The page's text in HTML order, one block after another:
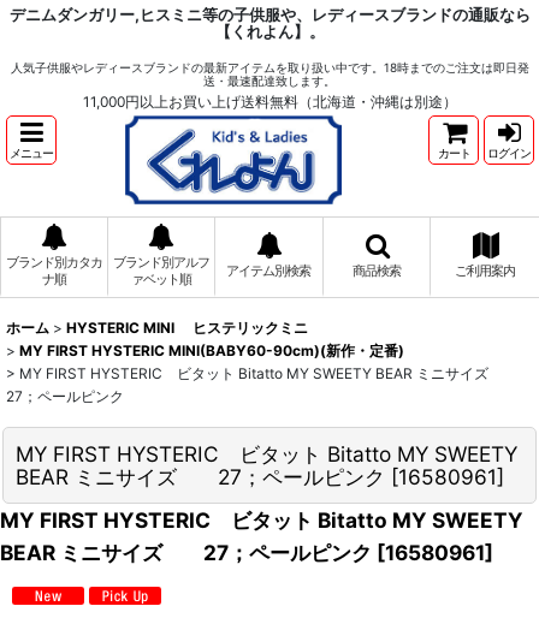
デニムダンガリー,ヒスミニ等の子供服や、レディースブランドの通販なら
【くれよん】。
人気子供服やレディースブランドの最新アイテムを取り扱い中です。18時までのご注文は即日発
送・最速配達致します。
11,000円以上お買い上げ送料無料（北海道・沖縄は別途）
メニュー カート ログイン
ブランド別カタカ
ナ順
ブランド別アルフ
ァベット順
アイテム別検索 商品検索 ご利用案内
ホーム > HYSTERIC MINI ヒステリックミニ
> MY FIRST HYSTERIC MINI(BABY60-90cm)(新作・定番)
> MY FIRST HYSTERIC ビタット Bitatto MY SWEETY BEAR ミニサイズ
27；ペールピンク
MY FIRST HYSTERIC ビタット Bitatto MY SWEETY
BEAR ミニサイズ 27；ペールピンク [16580961]
MY FIRST HYSTERIC ビタット Bitatto MY SWEETY
BEAR ミニサイズ 27；ペールピンク [16580961]